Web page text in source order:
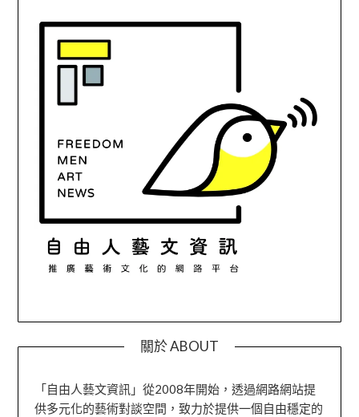
關於 ABOUT
「自由人藝文資訊」從2008年開始，透過網路網站提
供多元化的藝術對談空間，致力於提供一個自由穩定的